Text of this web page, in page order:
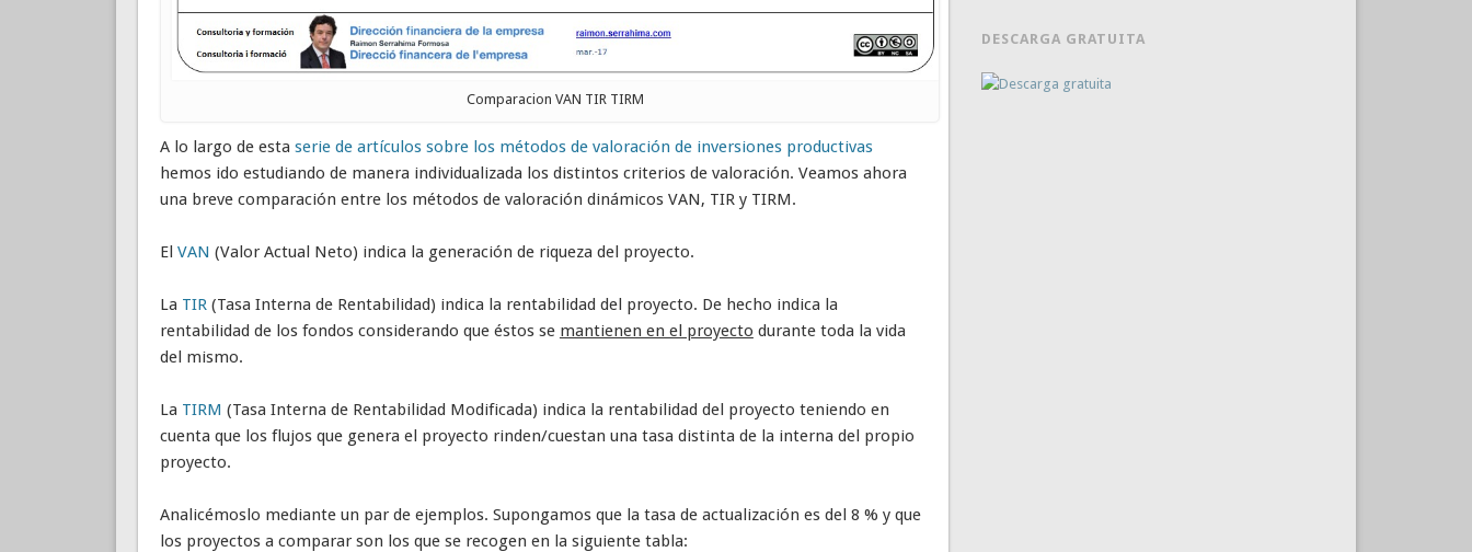
Comparacion VAN TIR TIRM
A lo largo de esta serie de artículos sobre los métodos de valoración de inversiones productivas
hemos ido estudiando de manera individualizada los distintos criterios de valoración. Veamos ahora
una breve comparación entre los métodos de valoración dinámicos VAN, TIR y TIRM.
El VAN (Valor Actual Neto) indica la generación de riqueza del proyecto.
La TIR (Tasa Interna de Rentabilidad) indica la rentabilidad del proyecto. De hecho indica la
rentabilidad de los fondos considerando que éstos se mantienen en el proyecto durante toda la vida
del mismo.
La TIRM (Tasa Interna de Rentabilidad Modificada) indica la rentabilidad del proyecto teniendo en
cuenta que los flujos que genera el proyecto rinden/cuestan una tasa distinta de la interna del propio
proyecto.
Analicémoslo mediante un par de ejemplos. Supongamos que la tasa de actualización es del 8 % y que
los proyectos a comparar son los que se recogen en la siguiente tabla:
DESCARGA GRATUITA